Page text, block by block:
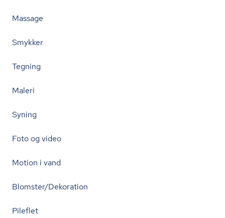
Massage
Smykker
Tegning
Maleri
Syning
Foto og video
Motion i vand
Blomster/Dekoration
Pileflet